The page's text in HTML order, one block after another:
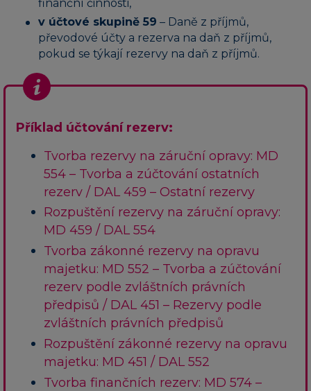
finanční činnosti,
v účtové skupině 59 – Daně z příjmů,
převodové účty a rezerva na daň z příjmů,
pokud se týkají rezervy na daň z příjmů.
Příklad účtování rezerv:
Tvorba rezervy na záruční opravy: MD
554 – Tvorba a zúčtování ostatních
rezerv / DAL 459 – Ostatní rezervy
Rozpuštění rezervy na záruční opravy:
MD 459 / DAL 554
Tvorba zákonné rezervy na opravu
majetku: MD 552 – Tvorba a zúčtování
rezerv podle zvláštních právních
předpisů / DAL 451 – Rezervy podle
zvláštních právních předpisů
Rozpuštění zákonné rezervy na opravu
majetku: MD 451 / DAL 552
Tvorba finančních rezerv: MD 574 –